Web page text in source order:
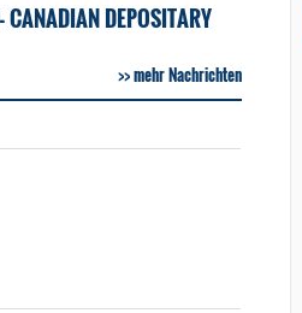
DEPOSITARY
mehr Nachrichten